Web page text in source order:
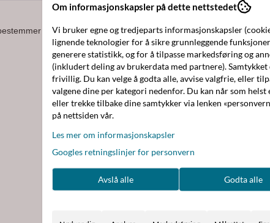
selv hvordan beløpet skal fordeles på antall gavekort.
Om informasjonskapsler på dette nettstedet
Vi bruker egne og tredjeparts informasjonskapsler
lignende teknologier for å sikre grunnleggende
generere statistikk, og for å tilpasse markedsføring og
(inkludert deling av brukerdata med partnere). Samtykket
frivillig. Du kan velge å godta alle, avvise valgfrie, eller
valgene dine per kategori nedenfor. Du kan når som helst
eller trekke tilbake dine samtykker via lenken
på nettsiden vår.
Les mer om informasjonskapsler
Googles retningslinjer for personvern
Avslå alle Godta alle